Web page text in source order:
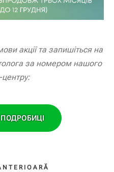
акції та запишіться на
за номером нашого
центру: